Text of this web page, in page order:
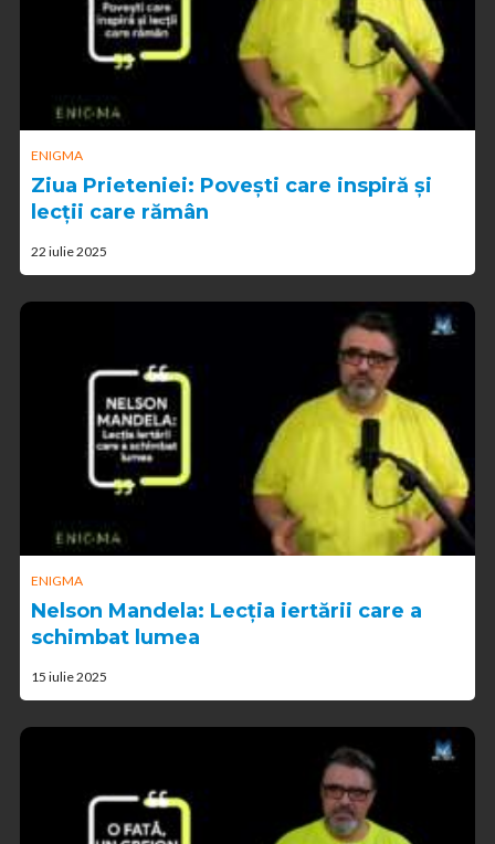
ENIGMA
Ziua Prieteniei: Povești care inspiră și
lecții care rămân
22 iulie 2025
ENIGMA
Nelson Mandela: Lecția iertării care a
schimbat lumea
15 iulie 2025